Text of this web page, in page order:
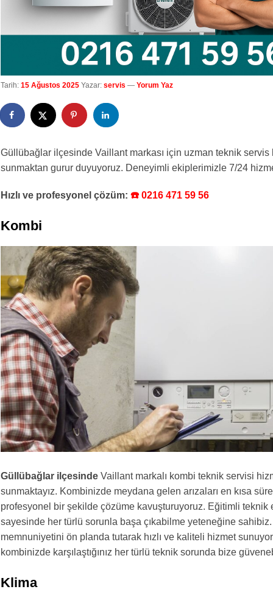
Tarih: 15 Ağustos 2025 Yazar: servis — Yorum Yaz
Güllübağlar ilçesinde Vaillant markası için uzman teknik servis
sunmaktan gurur duyuyoruz. Deneyimli ekiplerimizle 7/24
Hızlı ve profesyonel çözüm: ☎️ 0216 471 59 56
Kombi
Güllübağlar ilçesinde Vaillant markalı kombi teknik servisi
sunmaktayız. Kombinizde meydana gelen arızaları en kısa
profesyonel bir şekilde çözüme kavuşturuyoruz. Eğitimli teknik
sayesinde her türlü sorunla başa çıkabilme yeteneğine
memnuniyetini ön planda tutarak hızlı ve kaliteli hizmet
kombinizde karşılaştığınız her türlü teknik sorunda bize
Klima